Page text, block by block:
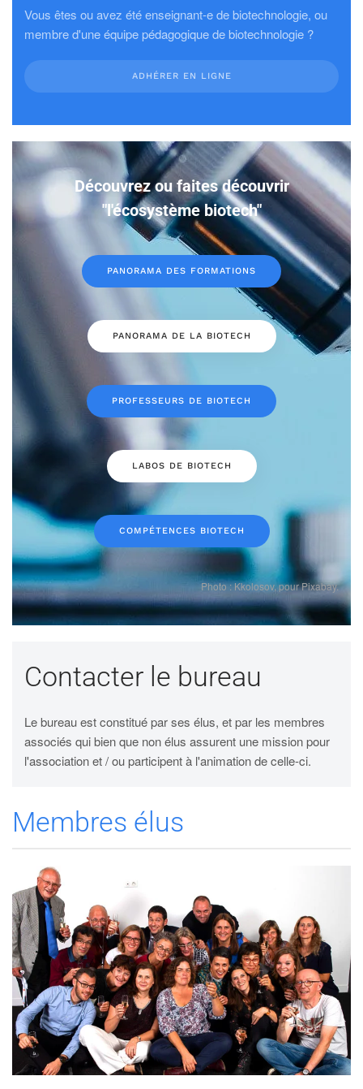
Vous êtes ou avez été enseignant-e de biotechnologie, ou
membre d'une équipe pédagogique de biotechnologie ?
ADHÉRER EN LIGNE
Découvrez ou faites découvrir
"l'écosystème biotech"
PANORAMA DES FORMATIONS
PANORAMA DE LA BIOTECH
PROFESSEURS DE BIOTECH
LABOS DE BIOTECH
COMPÉTENCES BIOTECH
Photo : Kkolosov, pour Pixabay.
Contacter le bureau
Le bureau est constitué par ses élus, et par les membres
associés qui bien que non élus assurent une mission pour
l'association et / ou participent à l'animation de celle-ci.
Membres élus
CONTACTER LES ÉLUS